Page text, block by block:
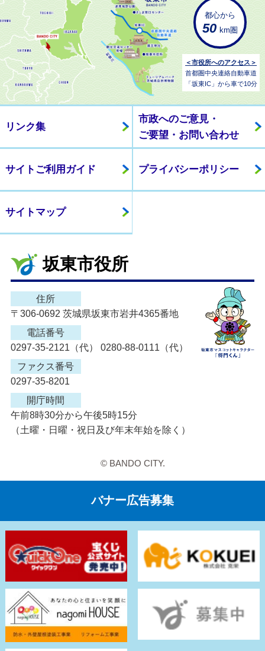
都心から
50 km圏
＜市役所へのアクセス＞
首都圏中央連絡自動車道
「坂東IC」から車で10分
リンク集
市政へのご意見・
ご要望・お問い合わせ
サイトご利用ガイド プライバシーポリシー
サイトマップ
坂東市役所
住所
〒306-0692 茨城県坂東市岩井4365番地
電話番号
0297-35-2121（代） 0280-88-0111（代）
ファクス番号
0297-35-8201
開庁時間
午前8時30分から午後5時15分
（土曜・日曜・祝日及び年末年始を除く）
© BANDO CITY.
バナー広告募集